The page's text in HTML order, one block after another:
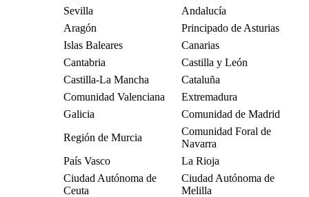
Sevilla
Andalucía
Aragón
Principado de Asturias
Islas Baleares
Canarias
Cantabria
Castilla y León
Castilla-La Mancha
Cataluña
Comunidad Valenciana
Extremadura
Galicia
Comunidad de Madrid
Región de Murcia
Comunidad Foral de
Navarra
País Vasco
La Rioja
Ciudad Autónoma de
Ceuta
Ciudad Autónoma de
Melilla